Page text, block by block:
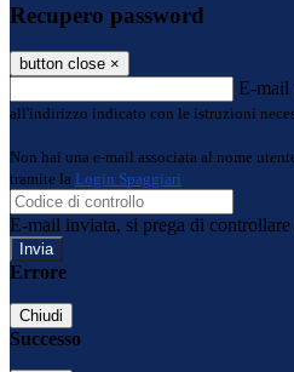
Recupero password
button close ×
E-mail
all'indirizzo indicato con le istruzioni
Non hai una e-mail associata al nome
tramite la Login Spaggiari
E-mail inviata, si prega di
Errore
Chiudi
Successo